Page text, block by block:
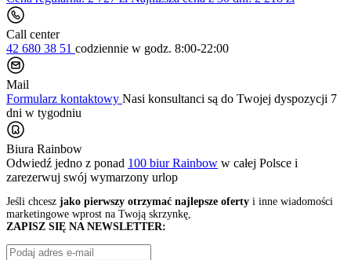
Call center
42 680 38 51 codziennie w godz. 8:00-22:00
Mail
Formularz kontaktowy Nasi konsultanci są do Twojej dyspozycji 7
dni w tygodniu
Biura Rainbow
Odwiedź jedno z ponad 100 biur Rainbow w całej Polsce i
zarezerwuj swój wymarzony urlop
Jeśli chcesz jako pierwszy otrzymać najlepsze oferty i inne wiadomości
marketingowe wprost na Twoją skrzynkę,
ZAPISZ SIĘ NA NEWSLETTER: